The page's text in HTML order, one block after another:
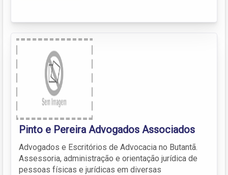
Pinto e Pereira Advogados Associados
Advogados e Escritórios de Advocacia no Butantã.
Assessoria, administração e orientação jurídica de
pessoas físicas e jurídicas em diversas